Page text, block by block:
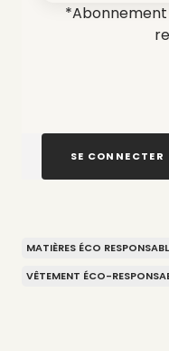
SE CONNECTER
MATIÈRES ÉCO
VÊTEMENT ÉCO-